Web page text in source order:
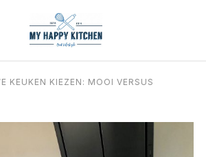
KEUKEN KIEZEN: MOOI VERSUS